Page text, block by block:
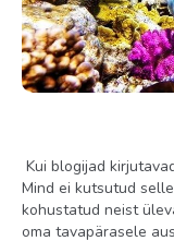
Kui blogijad
Mind ei kutsutud
kohustatud neist
oma tavapärasele